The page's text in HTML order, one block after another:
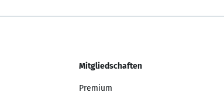
Mitgliedschaften
Premium